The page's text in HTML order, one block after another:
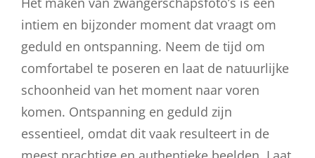
intiem en bijzonder moment dat vraagt om
geduld en ontspanning. Neem de tijd om
comfortabel te poseren en laat de natuurlijke
schoonheid van het moment naar voren
komen. Ontspanning en geduld zijn
essentieel, omdat dit vaak resulteert in de